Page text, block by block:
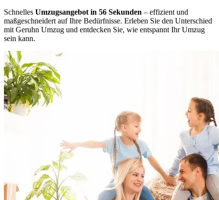
Schnelles Umzugsangebot in 56 Sekunden – effizient und
maßgeschneidert auf Ihre Bedürfnisse. Erleben Sie den Unterschied
mit Geruhn Umzug und entdecken Sie, wie entspannt Ihr Umzug
sein kann.